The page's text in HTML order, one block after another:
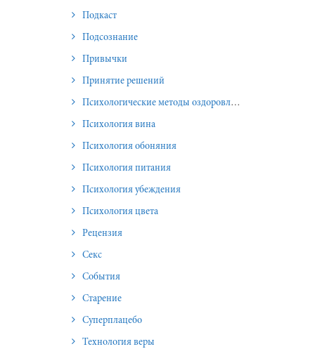
Подкаст
Подсознание
Привычки
Принятие решений
Психологические методы оздоровления и омоложения
Психология вина
Психология обоняния
Психология питания
Психология убеждения
Психология цвета
Рецензия
Секс
События
Старение
Суперплацебо
Технология веры